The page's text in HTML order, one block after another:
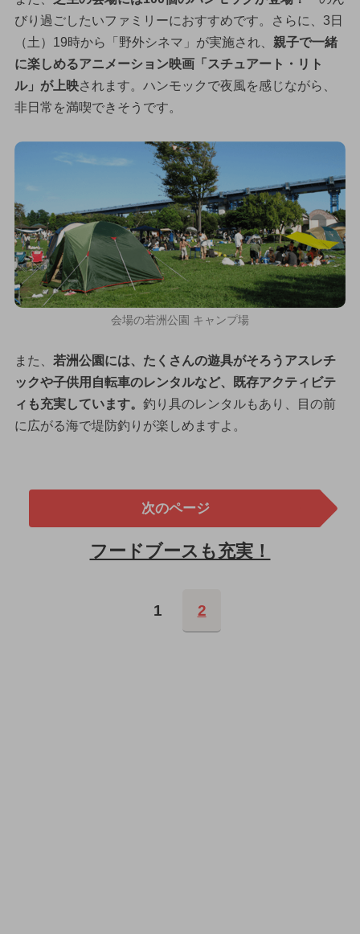
びり過ごしたいファミリーにおすすめです。さらに、3日
（土）19時から「野外シネマ」が実施され、 親子で一緒
に楽しめるアニメーション映画「スチュアート・リト
ル」が上映されます。ハンモックで夜風を感じながら、
非日常を満喫できそうです。
会場の若洲公園 キャンプ場
また、 若洲公園には、たくさんの遊具がそろうアスレチ
ックや子供用自転車のレンタルなど、既存アクティビテ
ィも充実しています。 釣り具のレンタルもあり、目の前
に広がる海で堤防釣りが楽しめますよ。
次のページ
フードブースも充実！
1 2